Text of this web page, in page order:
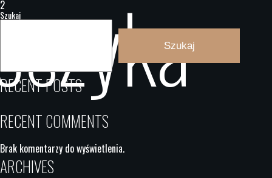
2
Szukaj
Szukaj
RECENT POSTS
RECENT COMMENTS
Brak komentarzy do wyświetlenia.
ARCHIVES